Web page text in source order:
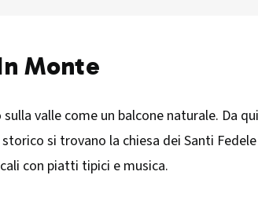
Monte
valle come un balcone naturale. Da
si trovano la chiesa dei Santi
con piatti tipici e musica.